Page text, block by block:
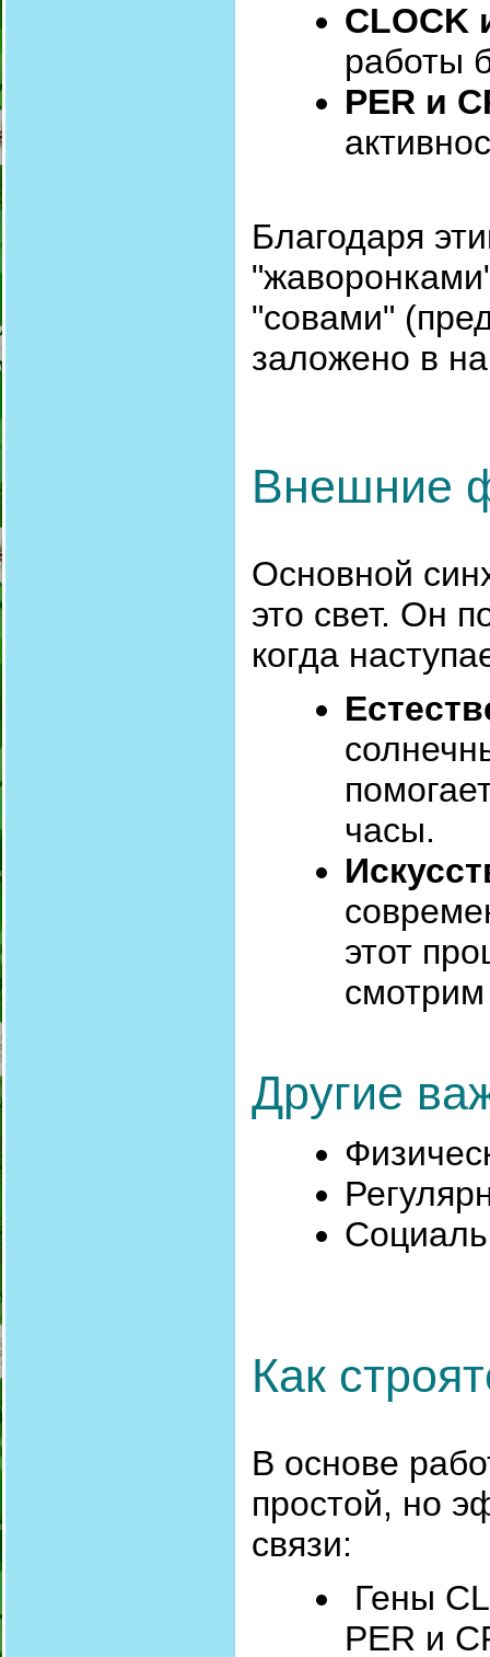
CLOCK
работы
PER и
Благодаря
"совами"
заложено в
Внешние
Основной
это свет. Он
когда
часы.
этот
Другие
Как
В основе
простой, но
связи:
Гены
PER и